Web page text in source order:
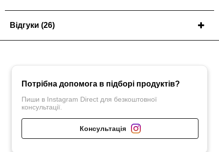
Відгуки (26)
Потрібна допомога в підборі продуктів?
Пиши в Instagram Direct для безкоштовної
консультації.
Консультація